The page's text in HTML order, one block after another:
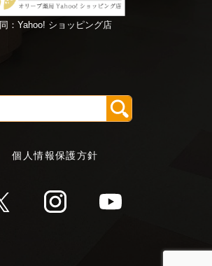
同：Yahoo! ショッピング店
個人情報保護方針